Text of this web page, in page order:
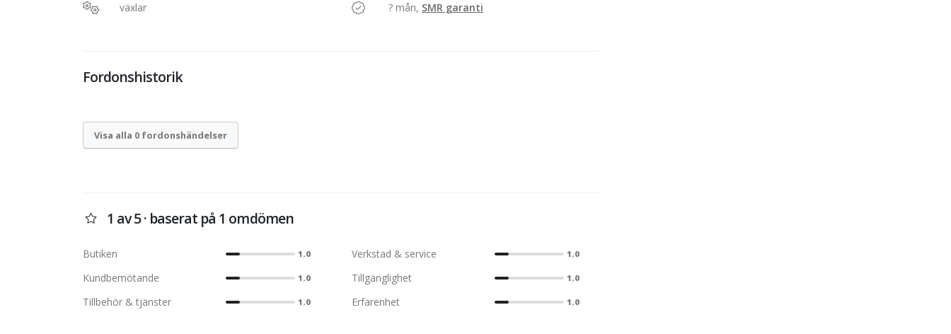
växlar
? mån, SMR garanti
Fordonshistorik
Visa alla 0 fordonshändelser
1 av 5 · baserat på 1 omdömen
Butiken 1.0 Verkstad & service 1.0
Kundbemötande 1.0 Tillgänglighet 1.0
Tillbehör & tjänster 1.0 Erfarenhet 1.0